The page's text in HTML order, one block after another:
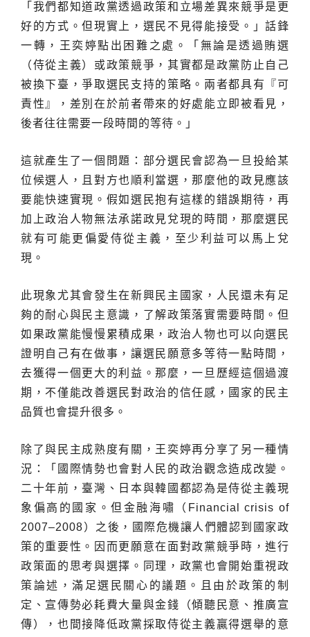
「我們都知道政黨透過政策和立場差異來競爭是更
好的方式。但現實上，選民不見得能接受。」話鋒
一轉，王奕婷點出困難之處。「無論是透過賄選
（侍從主義）或政策競爭，其實都是政黨防止自己
被換下臺，爭取選民支持的策略。兩者都具有『可
責性』，差別在於前者帶來的好處能立即被看見，
後者往往需要一段時間的等待。」
這就產生了一個問題：部分選民會認為一旦投給某
位候選人，且對方也順利當選，那麼他的政見應該
要能快速實現。假如選民抱有這樣的錯誤期待，再
加上政治人物無法承諾政見兌現的時間，那麼選民
就有可能更偏愛侍從主義，至少利益可以馬上兌
現。
此現象尤其會發生在新興民主國家，人民還未有足
夠的耐心與民主意識，了解政策落實需要時間。但
如果政黨能慢慢累積成果，政治人物也可以向選民
證明自己有在做事，讓選民願意多等待一點時間，
去獲得一個更大的利益。那麼，一旦歷經這個過渡
期，不僅能改善選民對政治的信任感，國家的民主
品質也會提升很多。
除了與民主成熟度有關，王奕婷再分享了另一種情
況：「國際情勢也會對人民的政治觀念造成改變。
二十年前，臺灣、日本與韓國都認為是侍從主義現
象偏高的國家。但金融海嘯（Financial crisis of
2007–2008）之後，國際危機讓人們體認到國家政
策的重要性。因而更願意在面對政黨競爭時，進行
政策面的思考與選擇。同理，政黨也會開始重視政
策論述，滿足選民關心的議題。且由於政策的制
定、宣傳勢必耗費大量與金錢（傾聽民意、推廣宣
傳），也間接降低政黨採取侍從主義贏得選舉的意